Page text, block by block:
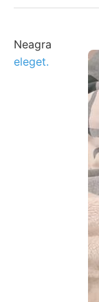
Neagra
eleget.